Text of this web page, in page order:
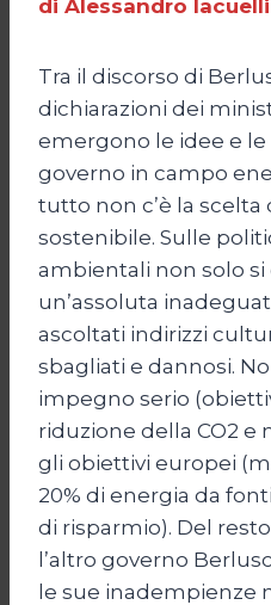
di Alessandro Iacuelli
Tra il discorso di
dichiarazioni dei
emergono le idee e
governo in campo
tutto non c’è la
sostenibile. Sulle
ambientali non solo si
un’assoluta
ascoltati indirizzi
sbagliati e dannosi.
impegno serio
riduzione della CO2 e
gli obiettivi europei
20% di energia da
di risparmio). Del
l’altro governo
le sue inadempienze